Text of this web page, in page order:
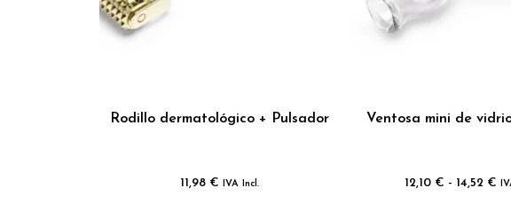
Rodillo dermatológico + Pulsador
11,98 € IVA Incl.
Ventosa mini de
12,10 € - 14,52 €